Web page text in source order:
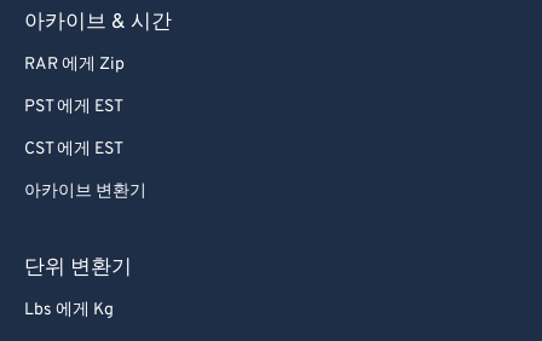
아카이브 & 시간
RAR 에게 Zip
PST 에게 EST
CST 에게 EST
아카이브 변환기
단위 변환기
Lbs 에게 Kg